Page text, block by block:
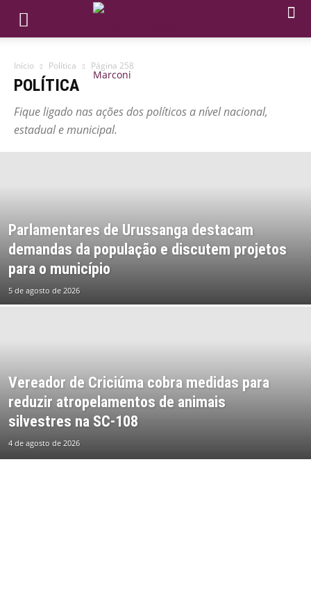
Início Política Página 258
POLÍTICA
Fique ligado nas ações dos políticos a nível nacional,
estadual e municipal.
Parlamentares de Urussanga destacam
demandas da população e discutem projetos
para o município
5 de agosto de 2026
Vereador de Criciúma cobra medidas para
reduzir atropelamentos de animais
silvestres na SC-108
4 de agosto de 2026